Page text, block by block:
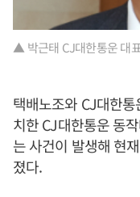
▲ 박근태 CJ대한통운 대
택배노조와 CJ대한
치한 CJ대한통운 동
는 사건이 발생해 현
졌다.